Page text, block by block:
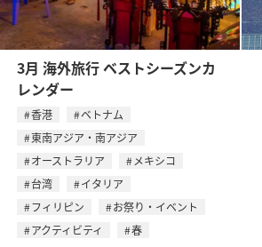
3月 海外旅行 ベストシーズンカ
レンダー
香港
ベトナム
東南アジア・南アジア
オーストラリア
メキシコ
台湾
イタリア
フィリピン
お祭り・イベント
アクティビティ
春